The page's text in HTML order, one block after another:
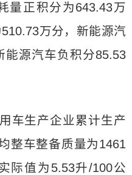
量正积分为643.43万
万分，新能源汽
能源汽车负积分85.53
车生产企业累计生产
整车整备质量为1461
际值为5.53升/100公